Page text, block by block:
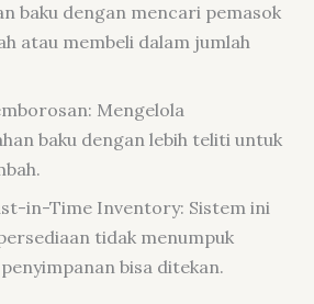
baku dengan mencari pemasok
atau membeli dalam jumlah
Mengelola
baku dengan lebih teliti untuk
in-Time Inventory: Sistem ini
tidak menumpuk
bisa ditekan.